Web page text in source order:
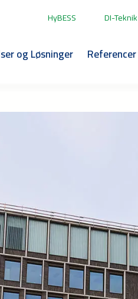
HyBESS DI-Teknik
og Løsninger Referencer